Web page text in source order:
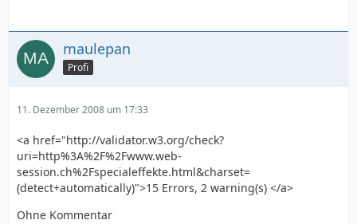
maulepan
Profi
11. Dezember 2008 um 17:33
<a href="http://validator.w3.org/check?
uri=http%3A%2F%2Fwww.web-
session.ch%2Fspecialeffekte.html&charset=
(detect+automatically)">15 Errors, 2 warning(s) </a>
Ohne Kommentar